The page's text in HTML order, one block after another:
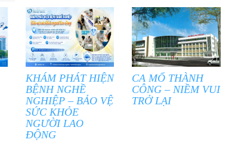
KHÁM PHÁT HIỆN
BỆNH NGHỀ
NGHIỆP – BẢO VỆ
SỨC KHỎE
NGƯỜI LAO
ĐỘNG
CA MỔ THÀNH
CÔNG – NIỀM VUI
TRỞ LẠI